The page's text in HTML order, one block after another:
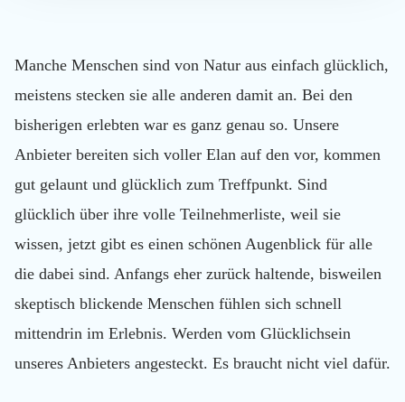
Manche Menschen sind von Natur aus einfach glücklich,
meistens stecken sie alle anderen damit an. Bei den
bisherigen erlebten war es ganz genau so. Unsere
Anbieter bereiten sich voller Elan auf den vor, kommen
gut gelaunt und glücklich zum Treffpunkt. Sind
glücklich über ihre volle Teilnehmerliste, weil sie
wissen, jetzt gibt es einen schönen Augenblick für alle
die dabei sind. Anfangs eher zurück haltende, bisweilen
skeptisch blickende Menschen fühlen sich schnell
mittendrin im Erlebnis. Werden vom Glücklichsein
unseres Anbieters angesteckt. Es braucht nicht viel dafür.